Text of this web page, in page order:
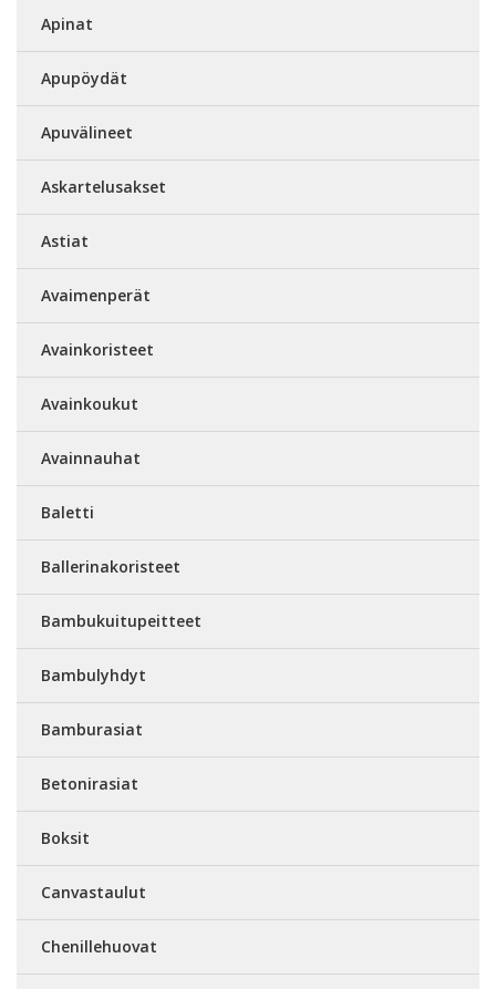
Apinat
Apupöydät
Apuvälineet
Askartelusakset
Astiat
Avaimenperät
Avainkoristeet
Avainkoukut
Avainnauhat
Baletti
Ballerinakoristeet
Bambukuitupeitteet
Bambulyhdyt
Bamburasiat
Betonirasiat
Boksit
Canvastaulut
Chenillehuovat